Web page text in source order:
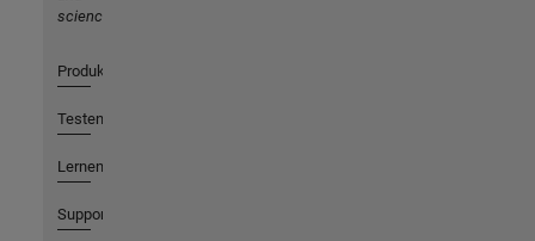
science
Produkte
Testen oder Kaufen
Lernen
Support